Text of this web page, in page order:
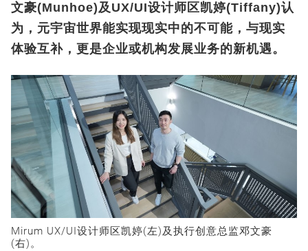
文豪(Munhoe)及UX/UI设计师区凯婷(Tiffany)认
为，元宇宙世界能实现现实中的不可能，与现实
体验互补，更是企业或机构发展业务的新机遇。
Mirum UX/UI设计师区凯婷(左)及执行创意总监邓文豪
(右)。